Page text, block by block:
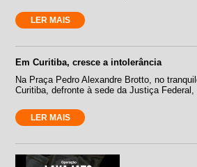
LER MAIS
Em Curitiba, cresce a intolerância
Na Praça Pedro Alexandre Brotto, no
Curitiba, defronte à sede da Justiça
LER MAIS